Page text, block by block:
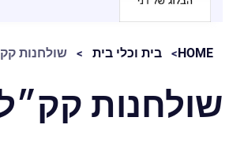
HOME בית וכלי בית שולחנות
שולחנות